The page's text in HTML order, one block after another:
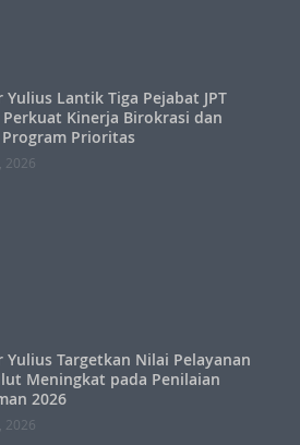
Yulius Lantik Tiga Pejabat JPT
Perkuat Kinerja Birokrasi dan
Prioritas
2026
Yulius Targetkan Nilai Pelayanan
Meningkat pada Penilaian
2026
2026